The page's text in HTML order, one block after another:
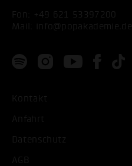
Fon:
+49 621 53397200
Mail:
info@popakademie.de
Kontakt
Anfahrt
Datenschutz
AGB